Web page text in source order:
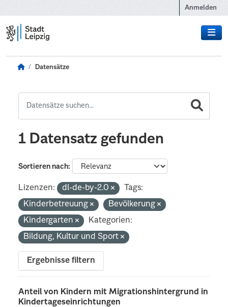
Anmelden
Datensätze
1 Datensatz gefunden
Sortieren nach
Lizenzen: dl-de-by-2.0
Tags:
Kinderbetreuung
Bevölkerung
Kindergarten
Kategorien:
Bildung, Kultur und Sport
Ergebnisse filtern
Anteil von Kindern mit Migrationshintergrund in
Kindertageseinrichtungen